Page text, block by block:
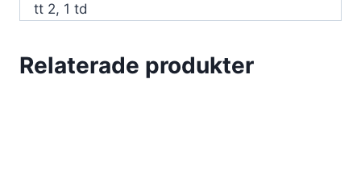
tt 2, 1 td
Relaterade produkter